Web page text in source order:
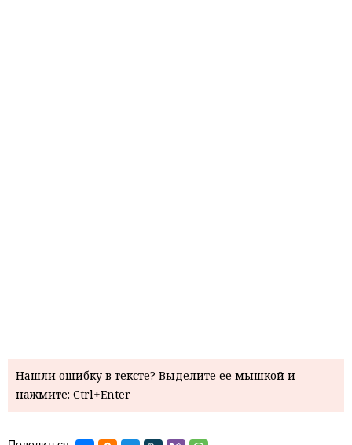
Нашли ошибку в тексте? Выделите ее мышкой и
нажмите: Ctrl+Enter